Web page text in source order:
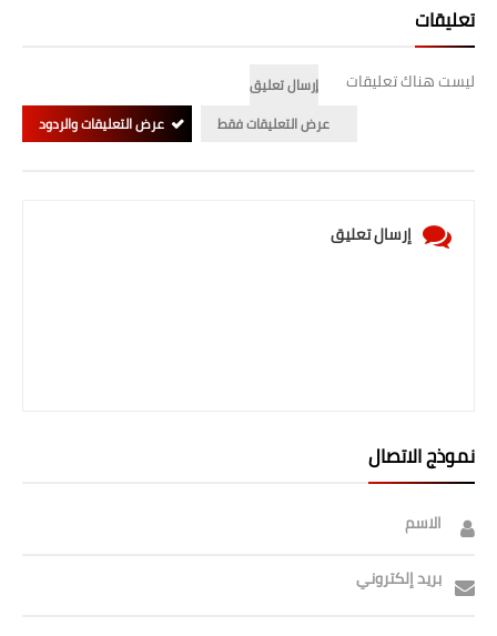
صحة وطب
تعليقات
ليست هناك تعليقات
إرسال تعليق
عرض التعليقات فقط
عرض التعليقات والردود
إرسال تعليق
نموذج الاتصال
الاسم
بريد إلكتروني